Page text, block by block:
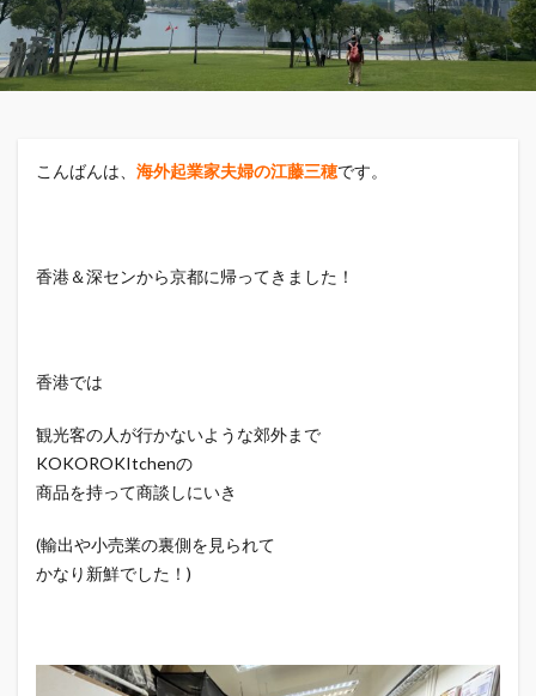
こんばんは、 海外起業家夫婦の江藤三穂です。
香港＆深センから京都に帰ってきました！
香港では
観光客の人が行かないような郊外まで
KOKOROKItchenの
商品を持って商談しにいき
(輸出や小売業の裏側を見られて
かなり新鮮でした！)